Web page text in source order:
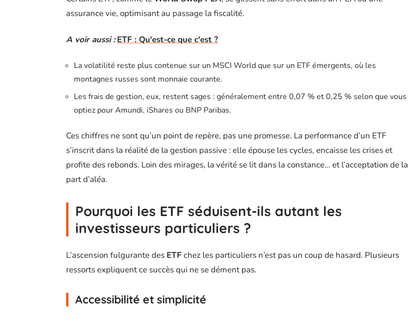
assurance vie, optimisant au passage la fiscalité.
A voir aussi : ETF : Qu'est-ce que c'est ?
La volatilité reste plus contenue sur un MSCI World que sur un ETF émergents, où les
montagnes russes sont monnaie courante.
Les frais de gestion, eux, restent sages : généralement entre 0,07 % et 0,25 % selon que vous
optiez pour Amundi, iShares ou BNP Paribas.
Ces chiffres ne sont qu’un point de repère, pas une promesse. La performance d’un ETF
s’inscrit dans la réalité de la gestion passive : elle épouse les cycles, encaisse les crises et
profite des rebonds. Loin des mirages, la vérité se lit dans la constance… et l’acceptation de la
part d’aléa.
Pourquoi les ETF séduisent-ils autant les
investisseurs particuliers ?
L’ascension fulgurante des ETFchez les particuliers n’est pas un coup de hasard. Plusieurs
ressorts expliquent ce succès qui ne se dément pas.
Accessibilité et simplicité